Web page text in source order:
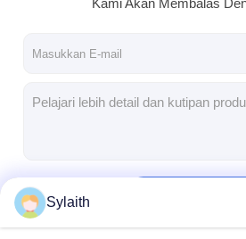
Kumparan Baja Galvanis Ppgi
Kami Akan Membalas
Sylaith